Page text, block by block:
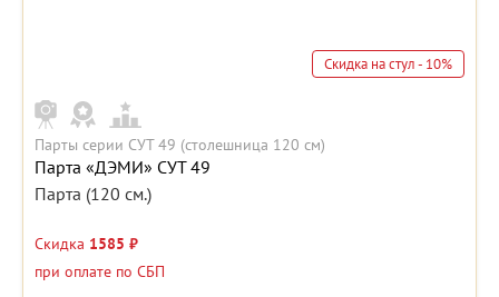
Скидка на стул - 10%
Парты серии СУТ 49 (столешница 120 см)
Парта «ДЭМИ» СУТ 49
Парта (120 см.)
Скидка 1585 ₽
при оплате по СБП